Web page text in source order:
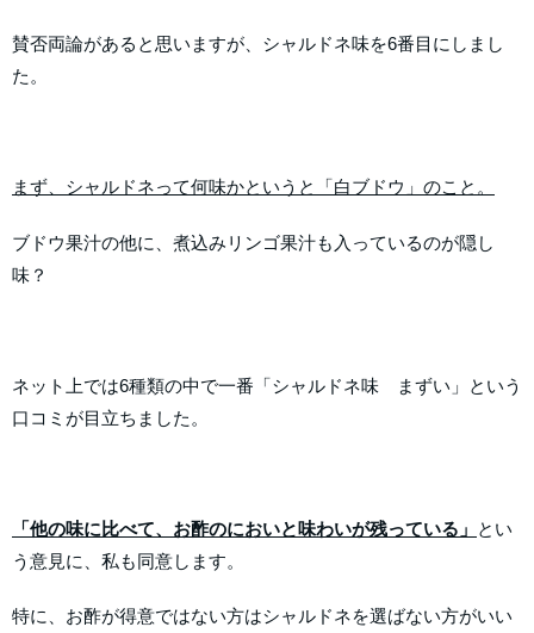
賛否両論があると思いますが、シャルドネ味を6番目にしまし
た。
まず、シャルドネって何味かというと「白ブドウ」のこと。
ブドウ果汁の他に、煮込みリンゴ果汁も入っているのが隠し
味？
ネット上では6種類の中で一番「シャルドネ味 まずい」という
口コミが目立ちました。
「他の味に比べて、お酢のにおいと味わいが残っている」 とい
う意見に、私も同意します。
特に、お酢が得意ではない方はシャルドネを選ばない方がいい